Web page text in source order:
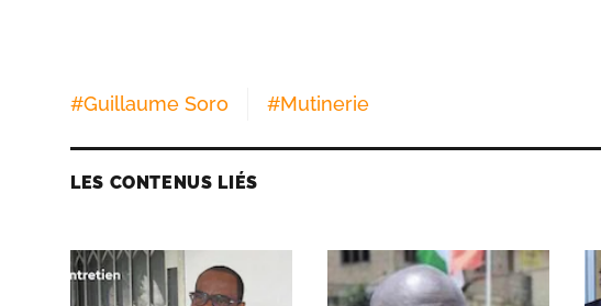
#Guillaume Soro #Mutinerie
LES CONTENUS LIÉS